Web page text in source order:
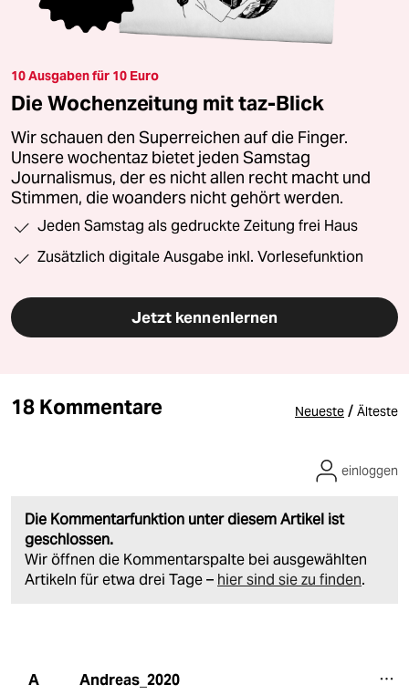
10 Ausgaben für 10 Euro
Die Wochenzeitung mit taz-Blick
Wir schauen den Superreichen auf die Finger.
Unsere wochentaz bietet jeden Samstag
Journalismus, der es nicht allen recht macht und
Stimmen, die woanders nicht gehört werden.
Jeden Samstag als gedruckte Zeitung frei Haus
Zusätzlich digitale Ausgabe inkl. Vorlesefunktion
Jetzt kennenlernen
18 Kommentare Neueste / Älteste
Die Kommentarfunktion unter diesem Artikel ist
geschlossen.
Wir öffnen die Kommentarspalte bei ausgewählten
Artikeln für etwa drei Tage – hier sind sie zu finden.
einloggen
A Andreas_2020